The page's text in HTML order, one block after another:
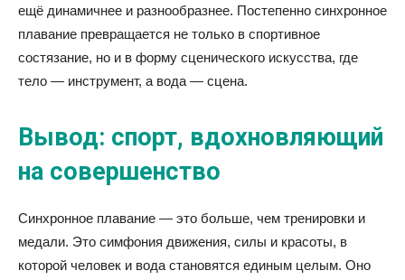
ещё динамичнее и разнообразнее. Постепенно синхронное
плавание превращается не только в спортивное
состязание, но и в форму сценического искусства, где
тело — инструмент, а вода — сцена.
Вывод: спорт, вдохновляющий
на совершенство
Синхронное плавание — это больше, чем тренировки и
медали. Это симфония движения, силы и красоты, в
которой человек и вода становятся единым целым. Оно